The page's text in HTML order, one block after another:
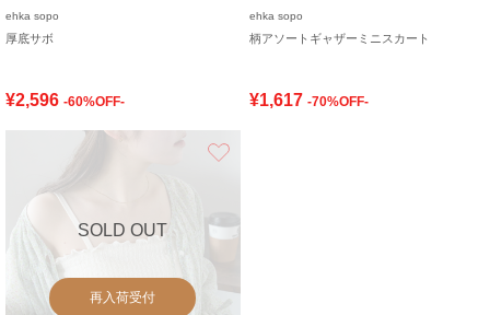
ehka sopo
厚底サボ
¥2,596 -60%OFF-
ehka sopo
柄アソートギャザーミニスカート
¥1,617 -70%OFF-
SOLD OUT
再入荷受付